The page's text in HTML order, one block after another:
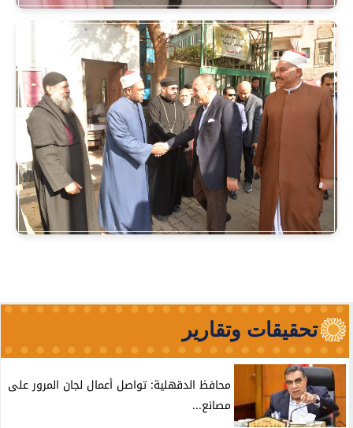
تحقيقات وتقارير
محافظ الدقهلية: تواصل أعمال لجان المرور على
مصانع...